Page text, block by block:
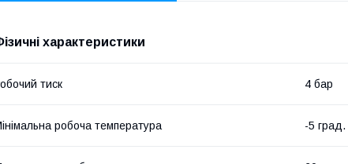
характеристики
тиск 4 бар
робоча температура -5 град.